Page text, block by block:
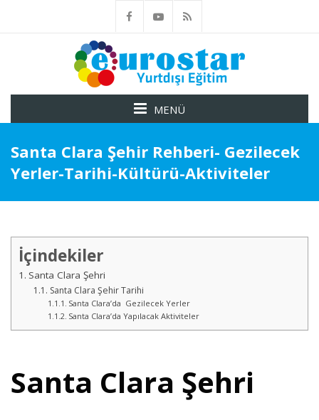
MENÜ
Santa Clara Şehir Rehberi- Gezilecek
Yerler-Tarihi-Kültürü-Aktiviteler
İçindekiler
Santa Clara Şehri
Santa Clara Şehir Tarihi
Santa Clara’da Gezilecek Yerler
Santa Clara’da Yapılacak Aktiviteler
Santa Clara Şehri